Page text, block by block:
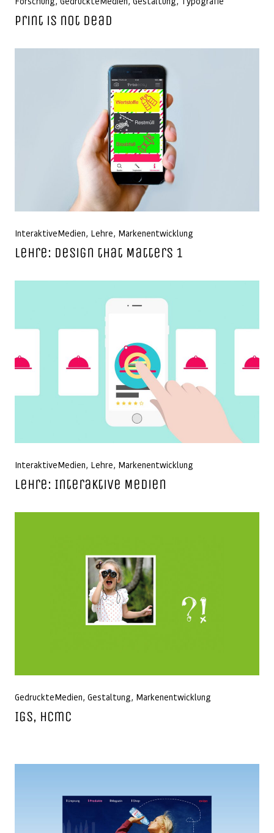
Print is not dead
InteraktiveMedien, Lehre, Markenentwicklung
Lehre: Design that Matters 1
InteraktiveMedien, Lehre, Markenentwicklung
Lehre: Interaktive Medien
GedruckteMedien, Gestaltung, Markenentwicklung
IGS, Hcmc